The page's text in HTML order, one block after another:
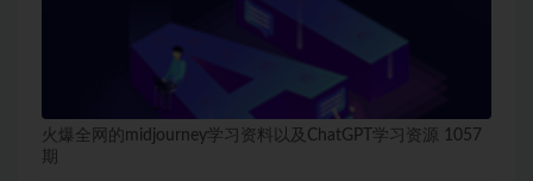
火爆全网的midjourney学习资料以及ChatGPT学习资源 1057
期